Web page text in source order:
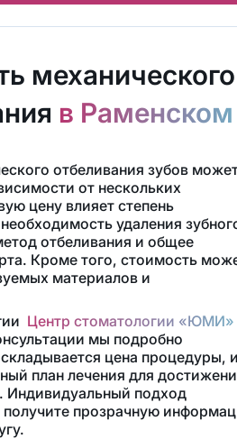
механического
в Раменском
отбеливания зубов
от нескольких
цену влияет степень
удаления
отбеливания и общее
Кроме того, стоимость
материалов и
Центр стоматологии «ЮМИ»
мы подробно
цена процедуры,
план лечения для
Индивидуальный подход
получите прозрачную